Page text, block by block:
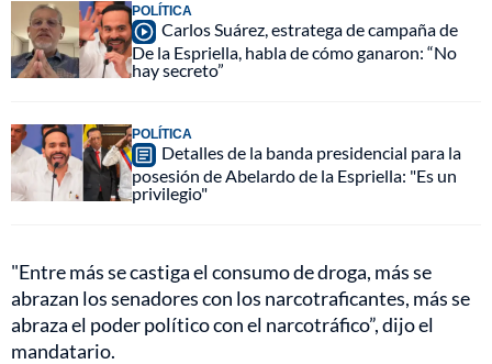
POLÍTICA
Carlos Suárez, estratega de campaña de
De la Espriella, habla de cómo ganaron: “No
hay secreto”
POLÍTICA
Detalles de la banda presidencial para la
posesión de Abelardo de la Espriella: "Es un
privilegio"
"Entre más se castiga el consumo de droga, más se
abrazan los senadores con los narcotraficantes, más se
abraza el poder político con el narcotráfico”, dijo el
mandatario.